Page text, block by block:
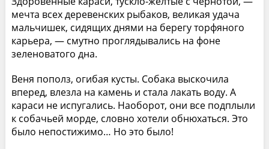
мечта всех деревенских рыбаков, великая удача
мальчишек, сидящих днями на берегу торфяного
карьера, — смутно проглядывались на фоне
зеленоватого дна.
Веня пополз, огибая кусты. Собака выскочила
вперед, влезла на камень и стала лакать воду. А
караси не испугались. Наоборот, они все подплыли
к собачьей морде, словно хотели обнюхаться. Это
было непостижимо… Но это было!